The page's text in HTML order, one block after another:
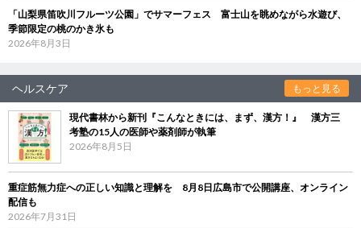
「山梨県笛吹川フルーツ公園」でサマーフェス 富士山を眺めながら水遊び、
季節限定の桃のかき氷も
2026年8月3日
ヘルスケア もっと見る
現代書林から新刊『こんなときには、まず、漢方！』 漢方三
考塾の15人の医師や薬剤師が執筆
2026年8月5日
重症筋無力症への正しい知識と理解を 8月8日広島市で公開講座、オンライン
配信も
2026年7月31日